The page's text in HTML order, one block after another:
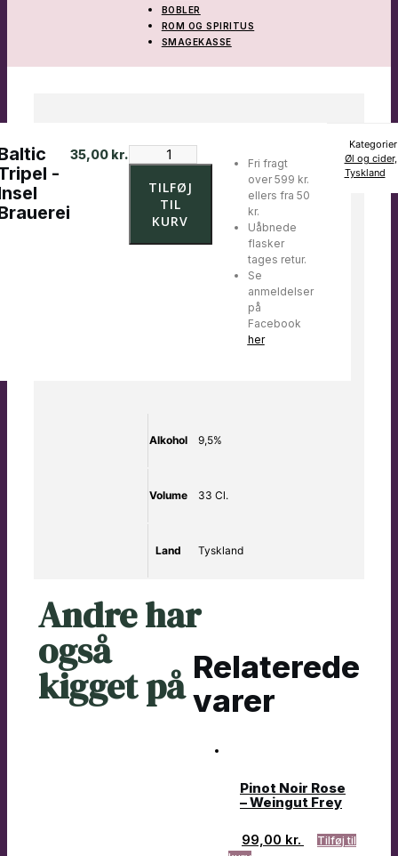
BOBLER
ROM OG SPIRITUS
SMAGEKASSE
-
35,00 kr.
Tripel
Brauerei
TILFØJ
TIL
KURV
Fri fragt
over 599 kr.
ellers fra 50
kr.
Uåbnede
flasker
tages retur.
Se
anmeldelser
på
Facebook
her
Kategorier
Øl og cider,
Tyskland
Alkohol 9,5%
Volume 33 Cl.
Land Tyskland
Andre har
også
kigget på Relaterede
varer
Pinot Noir Rose
– Weingut Frey
99,00 kr.
Tilføj til